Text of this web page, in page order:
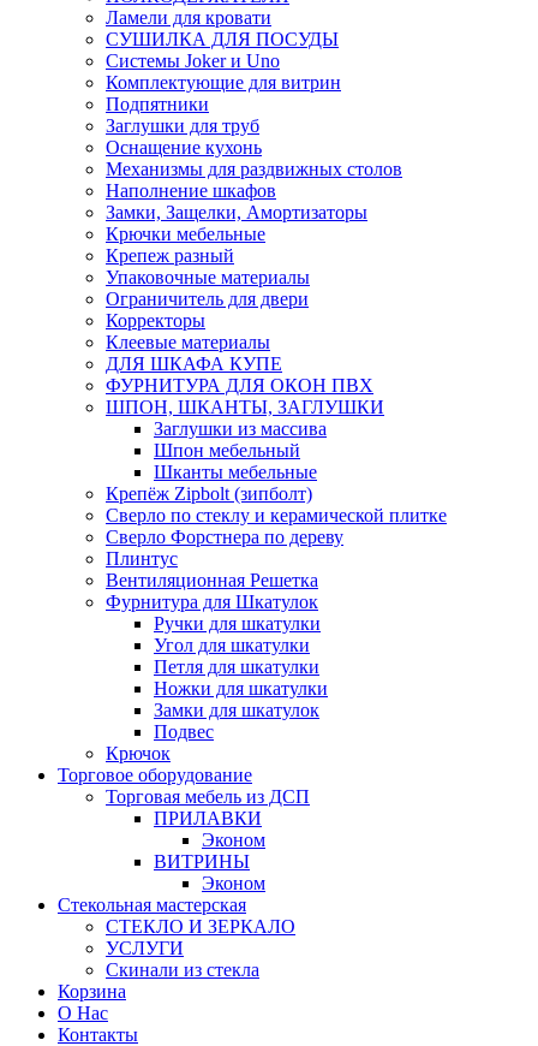
Ламели для кровати
СУШИЛКА ДЛЯ ПОСУДЫ
Системы Joker и Uno
Комплектующие для витрин
Подпятники
Заглушки для труб
Оснащение кухонь
Механизмы для раздвижных столов
Наполнение шкафов
Замки, Защелки, Амортизаторы
Крючки мебельные
Крепеж разный
Упаковочные материалы
Ограничитель для двери
Корректоры
Клеевые материалы
ДЛЯ ШКАФА КУПЕ
ФУРНИТУРА ДЛЯ ОКОН ПВХ
ШПОН, ШКАНТЫ, ЗАГЛУШКИ
Заглушки из массива
Шпон мебельный
Шканты мебельные
Крепёж Zipbolt (зипболт)
Сверло по стеклу и керамической плитке
Сверло Форстнера по дереву
Плинтус
Вентиляционная Решетка
Фурнитура для Шкатулок
Ручки для шкатулки
Угол для шкатулки
Петля для шкатулки
Ножки для шкатулки
Замки для шкатулок
Подвес
Крючок
Торговое оборудование
Торговая мебель из ДСП
ПРИЛАВКИ
Эконом
ВИТРИНЫ
Эконом
Стекольная мастерская
СТЕКЛО И ЗЕРКАЛО
УСЛУГИ
Скинали из стекла
Корзина
О Нас
Контакты